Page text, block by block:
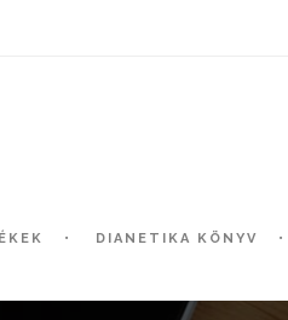
DIANETIKA KÖNYV